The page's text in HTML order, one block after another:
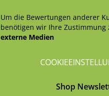
Um die Bewertungen anderer
benötigen wir Ihre Zustimmung
externe Medien
Shop